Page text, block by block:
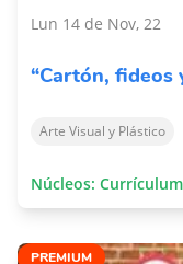
Lun 14 de Nov, 22
“Cartón, fideos
Arte Visual y Plástico
Núcleos:
PREMIUM